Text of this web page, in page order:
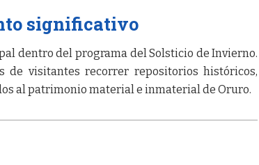
significativo
dentro del programa del Solsticio de Invierno.
visitantes recorrer repositorios históricos,
al patrimonio material e inmaterial de Oruro.